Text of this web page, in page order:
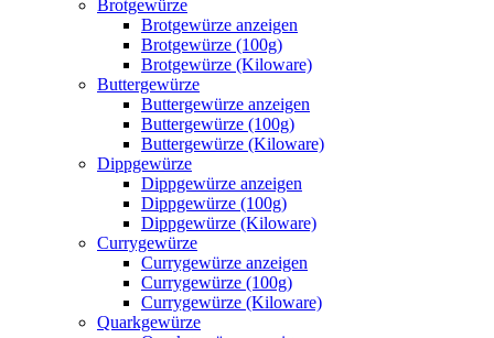
Brotgewürze
Brotgewürze anzeigen
Brotgewürze (100g)
Brotgewürze (Kiloware)
Buttergewürze
Buttergewürze anzeigen
Buttergewürze (100g)
Buttergewürze (Kiloware)
Dippgewürze
Dippgewürze anzeigen
Dippgewürze (100g)
Dippgewürze (Kiloware)
Currygewürze
Currygewürze anzeigen
Currygewürze (100g)
Currygewürze (Kiloware)
Quarkgewürze